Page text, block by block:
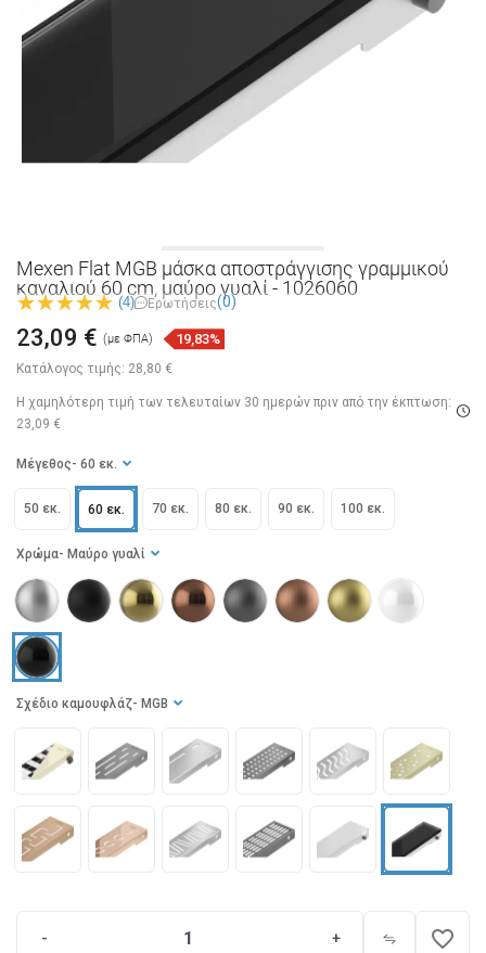
Mexen Flat MGB μάσκα αποστράγγισης γραμμικού
καναλιού 60 cm, μαύρο γυαλί - 1026060
(4) Ερωτήσεις(0)
Κατάλογος τιμής: 28,80 €
23,09 € (με ΦΠΑ) 19,83%
Η χαμηλότερη τιμή των τελευταίων 30 ημερών πριν από την έκπτωση:
23,09 €
Μέγεθος - 60 εκ.
50 εκ. 60 εκ. 70 εκ. 80 εκ. 90 εκ. 100 εκ.
Χρώμα - Μαύρο γυαλί
Σχέδιο καμουφλάζ - MGB
- + favorite_border